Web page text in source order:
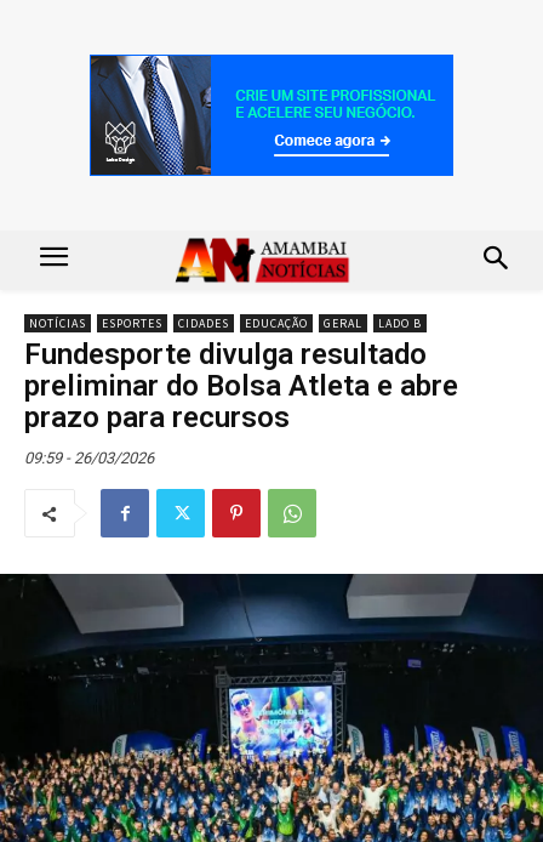
NOTÍCIAS ESPORTES CIDADES EDUCAÇÃO GERAL LADO B
Fundesporte divulga resultado
preliminar do Bolsa Atleta e abre
prazo para recursos
09:59 - 26/03/2026